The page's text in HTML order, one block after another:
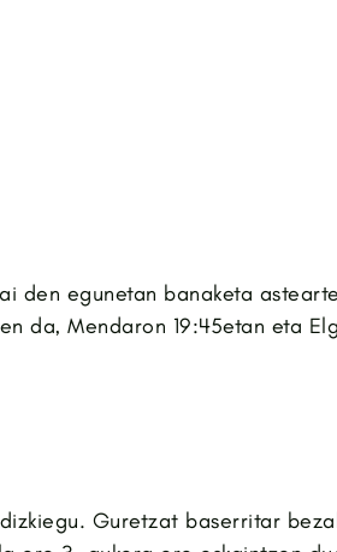
den egunetan banaketa
da, Mendaron 19:45etan eta
Guretzat baserritar